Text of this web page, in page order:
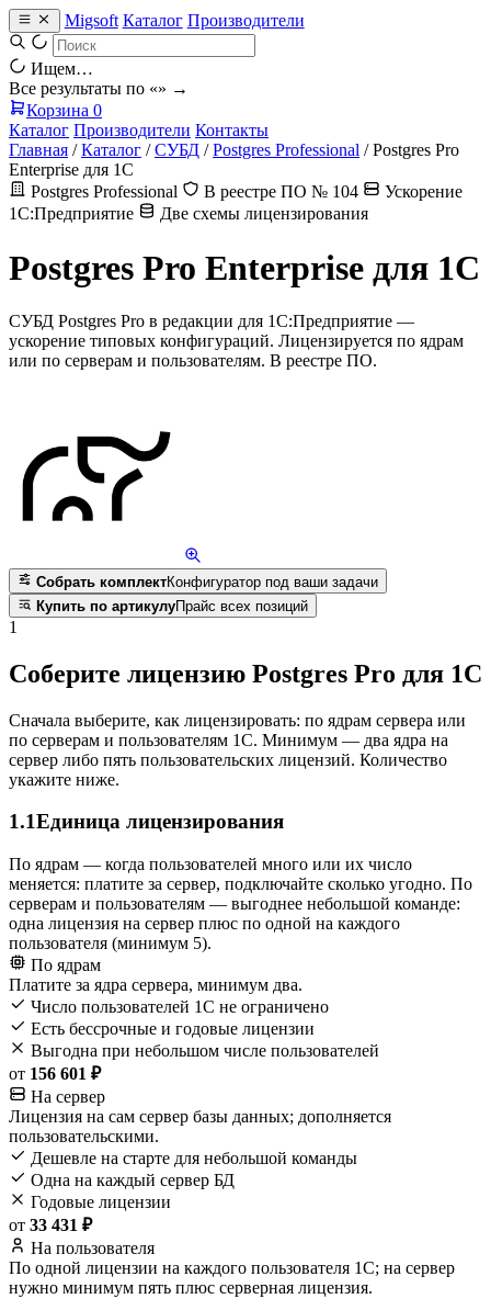
Migsoft Каталог Производители
Ищем…
Все результаты по «» →
Корзина 0
Каталог Производители Контакты
Главная / Каталог / СУБД / Postgres Professional / Postgres Pro
Enterprise для 1С
Postgres Professional
В реестре ПО № 104
Ускорение
1С:Предприятие
Две схемы лицензирования
Postgres Pro Enterprise для 1С
СУБД Postgres Pro в редакции для 1С:Предприятие —
ускорение типовых конфигураций. Лицензируется по ядрам
или по серверам и пользователям. В реестре ПО.
Собрать комплектКонфигуратор под ваши задачи
Купить по артикулуПрайс всех позиций
1
Соберите лицензию Postgres Pro для 1С
Сначала выберите, как лицензировать: по ядрам сервера или
по серверам и пользователям 1С. Минимум — два ядра на
сервер либо пять пользовательских лицензий. Количество
укажите ниже.
1.1Единица лицензирования
По ядрам — когда пользователей много или их число
меняется: платите за сервер, подключайте сколько угодно. По
серверам и пользователям — выгоднее небольшой команде:
одна лицензия на сервер плюс по одной на каждого
пользователя (минимум 5).
По ядрам
Платите за ядра сервера, минимум два.
Число пользователей 1С не ограничено
Есть бессрочные и годовые лицензии
Выгодна при небольшом числе пользователей
от 156 601 ₽
На сервер
Лицензия на сам сервер базы данных; дополняется
пользовательскими.
Дешевле на старте для небольшой команды
Одна на каждый сервер БД
Годовые лицензии
от 33 431 ₽
На пользователя
По одной лицензии на каждого пользователя 1С; на сервер
нужно минимум пять плюс серверная лицензия.